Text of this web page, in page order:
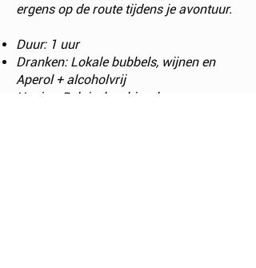
ergens op de route tijdens je avontuur.
Duur: 1 uur
Dranken: Lokale bubbels, wijnen en
Aperol + alcoholvrij
Hapjes: Belgische chips, kazen,